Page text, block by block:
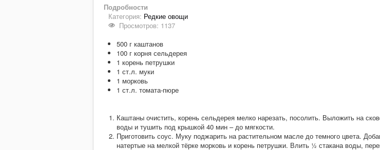
Подробности
Категория: Редкие овощи
Просмотров: 1137
500 г каштанов
100 г корня сельдерея
1 корень петрушки
1 ст.л. муки
1 морковь
1 ст.л. томата-пюре
Каштаны очистить, корень сельдерея мелко нарезать, посолить. Выложить на
воды и тушить под крышкой 40 мин – до мягкости.
Приготовить соус. Муку поджарить на растительном масле до темного цвета.
натертые на мелкой тёрке морковь и корень петрушки. Влить ½ стакана воды,